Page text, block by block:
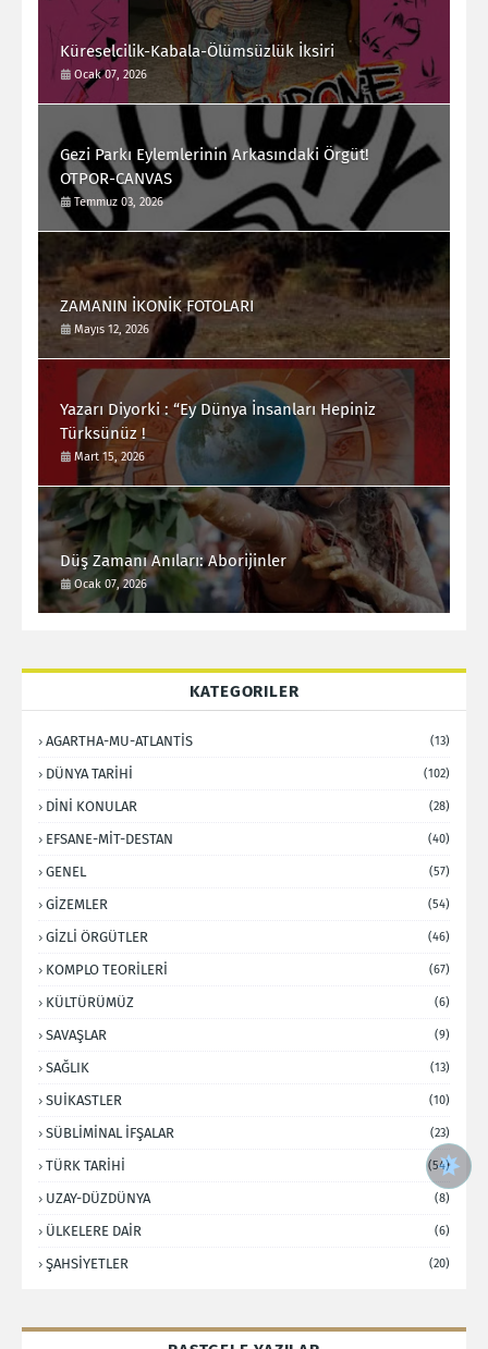
Küreselcilik-Kabala-Ölümsüzlük İksiri
Ocak 07, 2026
Gezi Parkı Eylemlerinin Arkasındaki Örgüt!
OTPOR-CANVAS
Temmuz 03, 2026
ZAMANIN İKONİK FOTOLARI
Mayıs 12, 2026
Yazarı Diyorki : “Ey Dünya İnsanları Hepiniz
Türksünüz !
Mart 15, 2026
Düş Zamanı Anıları: Aborijinler
Ocak 07, 2026
KATEGORILER
AGARTHA-MU-ATLANTİS (13)
DÜNYA TARİHİ (102)
DİNİ KONULAR (28)
EFSANE-MİT-DESTAN (40)
GENEL (57)
GİZEMLER (54)
GİZLİ ÖRGÜTLER (46)
KOMPLO TEORİLERİ (67)
KÜLTÜRÜMÜZ (6)
SAVAŞLAR (9)
SAĞLIK (13)
SUİKASTLER (10)
SÜBLİMİNAL İFŞALAR (23)
TÜRK TARİHİ (54)
UZAY-DÜZDÜNYA (8)
ÜLKELERE DAİR (6)
ŞAHSİYETLER (20)